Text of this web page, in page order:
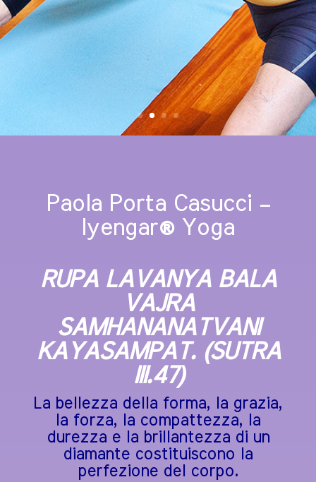
Paola Porta Casucci –
Iyengar® Yoga
RUPA LAVANYA BALA
VAJRA
SAMHANANATVANI
KAYASAMPAT. (SUTRA
III.47)
La bellezza della forma, la grazia,
la forza, la compattezza, la
durezza e la brillantezza di un
diamante costituiscono la
perfezione del corpo.